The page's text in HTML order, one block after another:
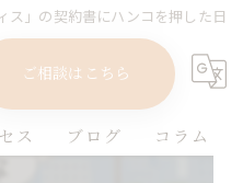
」の契約書にハンコを押した日
ご相談はこちら
ス ブログ コラム